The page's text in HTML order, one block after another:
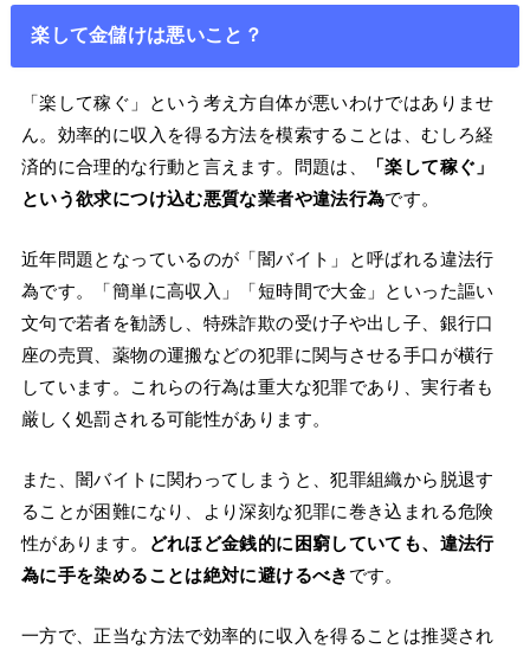
楽して金儲けは悪いこと？
「楽して稼ぐ」という考え方自体が悪いわけではありませ
ん。効率的に収入を得る方法を模索することは、むしろ経
済的に合理的な行動と言えます。問題は、
「楽して稼ぐ」
という欲求につけ込む悪質な業者や違法行為です。
近年問題となっているのが「闇バイト」と呼ばれる違法行
為です。「簡単に高収入」「短時間で大金」といった謳い
文句で若者を勧誘し、特殊詐欺の受け子や出し子、銀行口
座の売買、薬物の運搬などの犯罪に関与させる手口が横行
しています。これらの行為は重大な犯罪であり、実行者も
厳しく処罰される可能性があります。
また、闇バイトに関わってしまうと、犯罪組織から脱退す
ることが困難になり、より深刻な犯罪に巻き込まれる危険
性があります。
どれほど金銭的に困窮していても、違法行
為に手を染めることは絶対に避けるべき です。
一方で、正当な方法で効率的に収入を得ることは推奨され